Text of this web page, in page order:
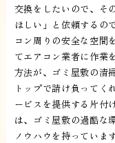
交換をしたいので、そ
ほしい」と依頼するの
コン周りの安全な空間
てエアコン業者に作業
方法が、ゴミ屋敷の清
トップで請け負ってく
ービスを提供する片付
は、ゴミ屋敷の過酷な
ノウハウを持っていま